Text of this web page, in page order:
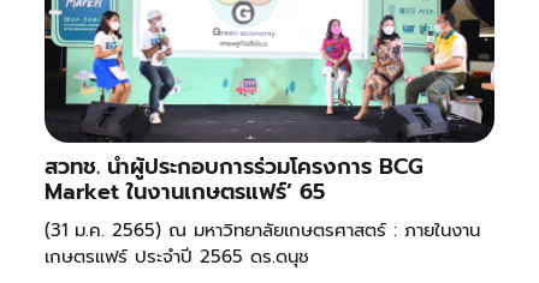
สวทช. นำผู้ประกอบการร่วมโครงการ BCG
Market ในงานเกษตรแฟร์’ 65
(31 ม.ค. 2565) ณ มหาวิทยาลัยเกษตรศาสตร์ : ภายในงาน
เกษตรแฟร์ ประจำปี 2565 ดร.ดนุช